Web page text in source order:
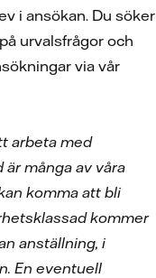
i ansökan. Du söker
urvalsfrågor och
via vår
arbeta med
många av våra
komma att bli
kommer
anställning, i
En eventuell